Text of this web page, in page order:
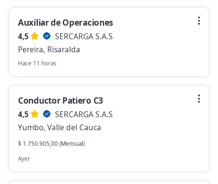
Auxiliar de Operaciones
4,5
SERCARGA S.A.S
Pereira, Risaralda
Hace 11 horas
Conductor Patiero C3
4,5
SERCARGA S.A.S
Yumbo, Valle del Cauca
$ 1.750.905,00 (Mensual)
Ayer